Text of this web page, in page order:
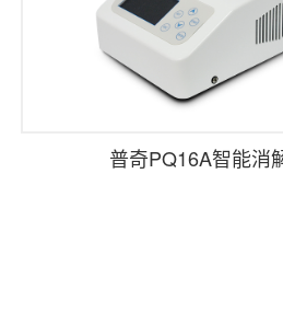
普奇PQ16A智能消